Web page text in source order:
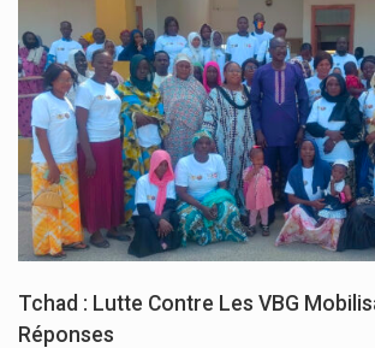
Tchad : Lutte Contre Les VBG
Réponses